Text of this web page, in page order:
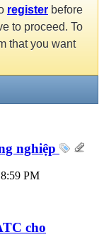
register before
to proceed. To
that you want
nghiệp
PM
cho